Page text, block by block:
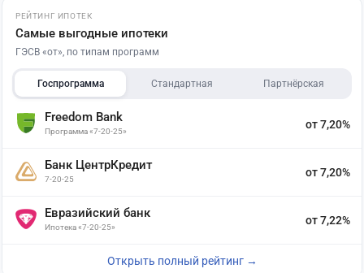
РЕЙТИНГ ИПОТЕК
Самые выгодные ипотеки
ГЭСВ «от», по типам программ
Госпрограмма Стандартная Партнёрская
Freedom Bank
Программа «7-20-25»
от 7,20%
Банк ЦентрКредит
7-20-25
от 7,20%
Евразийский банк
Ипотека «7-20-25»
от 7,22%
Открыть полный рейтинг →